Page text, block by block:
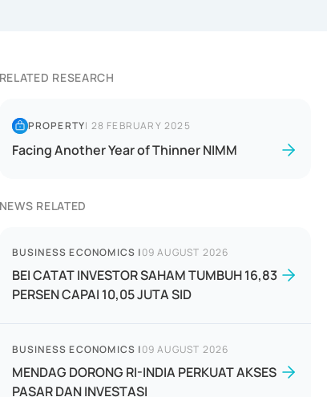
RELATED RESEARCH
PROPERTY| 28 FEBRUARY 2025
Facing Another Year of Thinner NIMM
NEWS RELATED
BUSINESS ECONOMICS |09 AUGUST 2026
BEI CATAT INVESTOR SAHAM TUMBUH 16,83
PERSEN CAPAI 10,05 JUTA SID
BUSINESS ECONOMICS |09 AUGUST 2026
MENDAG DORONG RI-INDIA PERKUAT AKSES
PASAR DAN INVESTASI